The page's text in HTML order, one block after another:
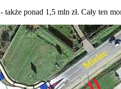
ponad 1,5 mln zł. Cały ten